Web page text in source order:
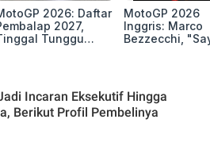
2026: Daftar
2027,
Tunggu
MotoGP 2026
Inggris: Marco
Bezzecchi,
Incaran Eksekutif Hingga
Berikut Profil Pembelinya